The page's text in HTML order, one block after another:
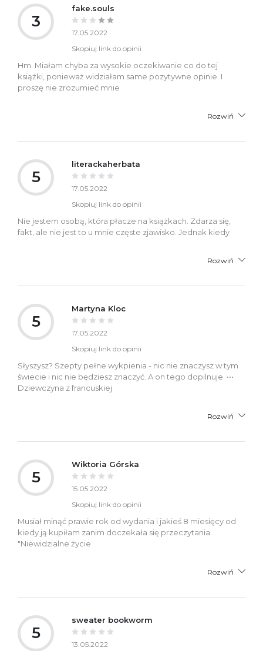
3
fake.souls
17.05.2022
Skopiuj link do opinii
Hm. Miałam chyba za wysokie oczekiwanie co do tej
książki, ponieważ widziałam same pozytywne opinie. I
proszę nie zrozumieć mnie
Rozwiń
5
literackaherbata
17.05.2022
Skopiuj link do opinii
Nie jestem osobą, która płacze na książkach. Zdarza się,
fakt, ale nie jest to u mnie częste zjawisko. Jednak kiedy
Rozwiń
5
Martyna Kloc
17.05.2022
Skopiuj link do opinii
Słyszysz? Szepty pełne wykpienia - nic nie znaczysz w tym
świecie i nic nie będziesz znaczyć. A on tego dopilnuje. •••
Dziewczyna z francuskiej
Rozwiń
5
Wiktoria Górska
15.05.2022
Skopiuj link do opinii
Musiał minąć prawie rok od wydania i jakieś 8 miesięcy od
kiedy ją kupiłam zanim doczekała się przeczytania.
"Niewidzialne życie
Rozwiń
5
sweater bookworm
13.05.2022